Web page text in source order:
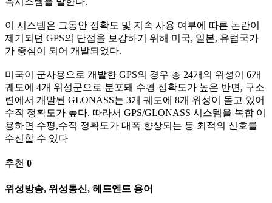
이 시스템은 그동안 정확도 및 지속 사용 여부에 따른 논란이
제기되던 GPS의 단점을 보강하기 위해 미국, 일본, 유럽국가
가 중심이 되어 개발되었다.
미국이 군사용으로 개발한 GPS의 경우 총 24개의 위성이 6개
궤도에 4개 위성군으로 분포돼 수평 정확도가 높은 반면, 구소
련에서 개발된 GLONASS는 3개 궤도에 8개 위성이 돌고 있어
수직 정확도가 높다. 따라서 GPS/GLONASS 시스템을 복합 이
용하면 수평,수직 정확도가 대폭 향상되는 등 최적의 신호를
수신할 수 있다
추천 0
위성방송, 위성통신, 헤드엔드 용어